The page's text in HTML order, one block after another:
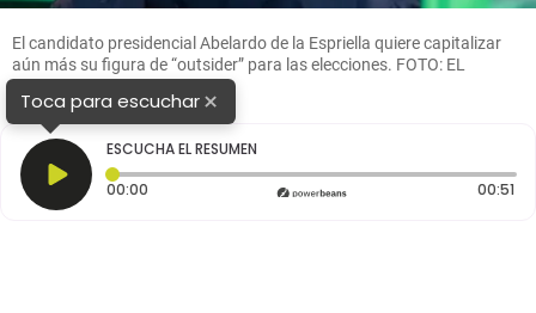
El candidato presidencial Abelardo de la Espriella quiere capitalizar
aún más su figura de “outsider” para las elecciones. FOTO: EL
COLOMBIANO
Toca para escuchar×
ESCUCHA EL RESUMEN
00:00 Tiempo transcurrido: 0 segundos 00:51